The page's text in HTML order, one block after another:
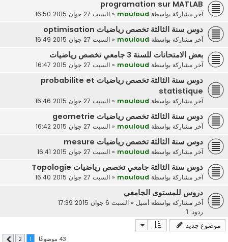
programation sur MATLAB
آخر مشاركة بواسطة mouloud
« السبت 27 جوان 2015 16:50
دوس سنة الثالثة تخصص رياضيات optimisation
آخر مشاركة بواسطة mouloud
« السبت 27 جوان 2015 16:49
بعض الامتحانات للسنة 3 جامعي تخصص رياضيات
آخر مشاركة بواسطة mouloud
« السبت 27 جوان 2015 16:47
دوس سنة الثالثة تخصص رياضيات probabilite et
statistique
آخر مشاركة بواسطة mouloud
« السبت 27 جوان 2015 16:46
دوس سنة الثالثة تخصص رياضيات geometrie
آخر مشاركة بواسطة mouloud
« السبت 27 جوان 2015 16:42
دوس سنة الثالثة تخصص رياضيات mesure
آخر مشاركة بواسطة mouloud
« السبت 27 جوان 2015 16:41
دوس سنة الثالثة جامعي تخصص رياضيات Topologie
آخر مشاركة بواسطة mouloud
« السبت 27 جوان 2015 16:40
دروس للمستوى الجامعي
آخر مشاركة بواسطة أسيل « السبت 6 جوان 2015 17:39
ردود:
موضوع جديد
43 موضوعًا 2 التالي